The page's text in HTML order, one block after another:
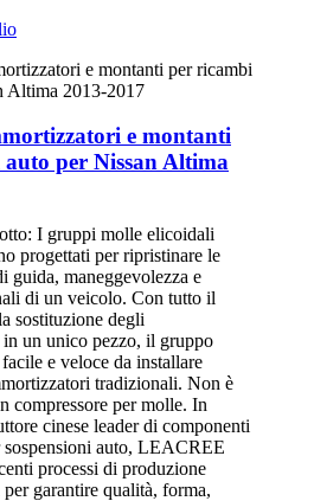
e montanti
per Nissan Altima
I gruppi molle elicoidali
progettati per ripristinare le
guida, maneggevolezza e
di un veicolo. Con tutto il
sostituzione degli
un unico pezzo, il gruppo
e veloce da installare
tradizionali. Non è
compressore per molle. In
cinese leader di componenti
sospensioni auto, LEACREE
processi di produzione
garantire qualità, forma,